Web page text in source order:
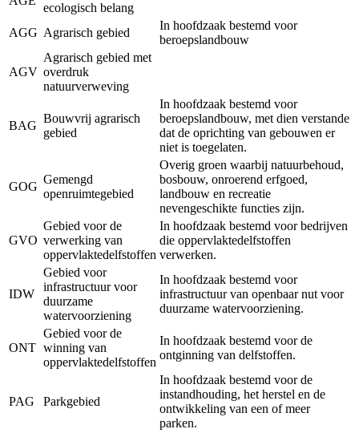
ecologisch belang
AGG Agrarisch gebied
In hoofdzaak bestemd voor
beroepslandbouw
AGV
Agrarisch gebied met
overdruk
natuurverweving
BAG
Bouwvrij agrarisch
gebied
In hoofdzaak bestemd voor
beroepslandbouw, met dien verstande
dat de oprichting van gebouwen er
niet is toegelaten.
GOG
Gemengd
openruimtegebied
Overig groen waarbij natuurbehoud,
bosbouw, onroerend erfgoed,
landbouw en recreatie
nevengeschikte functies zijn.
GVO
Gebied voor de
verwerking van
oppervlaktedelfstoffen
In hoofdzaak bestemd voor bedrijven
die oppervlaktedelfstoffen
verwerken.
IDW
Gebied voor
infrastructuur voor
duurzame
watervoorziening
In hoofdzaak bestemd voor
infrastructuur van openbaar nut voor
duurzame watervoorziening.
ONT
Gebied voor de
winning van
oppervlaktedelfstoffen
In hoofdzaak bestemd voor de
ontginning van delfstoffen.
PAG Parkgebied
In hoofdzaak bestemd voor de
instandhouding, het herstel en de
ontwikkeling van een of meer
parken.